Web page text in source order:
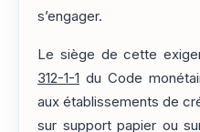
s’engager.
Le siège de cette
312-1-1 du Code
aux établissements de
sur support papier ou